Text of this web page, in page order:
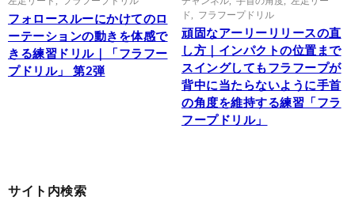
フォロースルーにかけてのロ
ーテーションの動きを体感で
きる練習ドリル｜「フラフー
プドリル」 第2弾
ド
フラフープドリル
頑固なアーリーリリースの直
し方｜インパクトの位置まで
スイングしてもフラフープが
背中に当たらないように手首
の角度を維持する練習「フラ
フープドリル」
サイト内検索